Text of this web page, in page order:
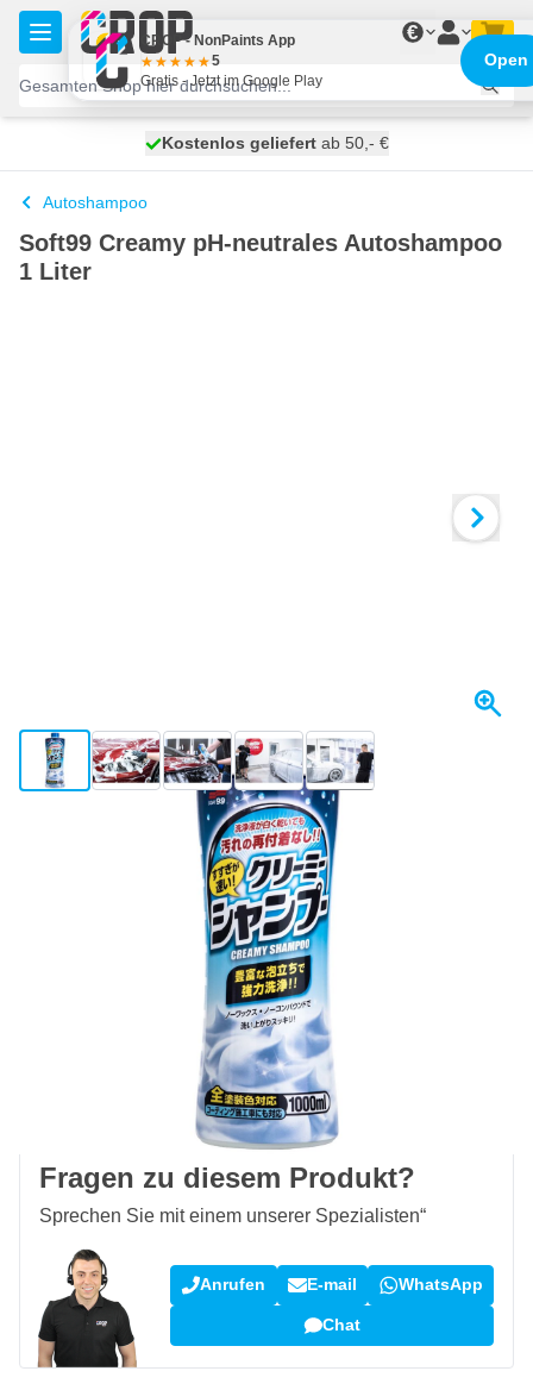
Zum Inhalt springen
€
heute versendet
Kostenlos geliefertab 50,- €
100 Tage
Autoshampoo
Soft99 Creamy pH-neutrales Autoshampoo
1 Liter
View larger imageView larger imageView larger imageView larger imageView larger image
+5
inkl. MwSt
In den Warenkorb
Vor 23:59 Uhr bestellt,heute versendet
Kostenlos geliefertab 50,- €
Rückgaberecht
Kundenrezensionen:4,58/5(7.055 Bewertungen)
Fragen zu diesem Produkt?
Sprechen Sie mit einem unserer Spezialisten“
Anrufen E-mail WhatsApp
Chat
CROP - NonPaints App
5
Gratis - Jetzt im Google Play
Open